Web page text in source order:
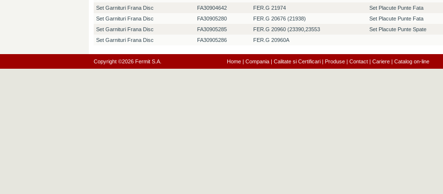
Set Garnituri Frana Disc
FA30904642 FER.G 21974 Set Placute Punte Fata
Set Garnituri Frana Disc
FA30905280 FER.G 20676 (21938) Set Placute Punte Fata
Set Garnituri Frana Disc
FA30905285 FER.G 20960 (23390,23553 Set Placute Punte Spate
Set Garnituri Frana Disc
FA30905286 FER.G 20960A
Copyright ©2026 Fermit S.A. Home| Compania| Calitate si Certificari| Produse| Contact| Cariere| Catalog on-line